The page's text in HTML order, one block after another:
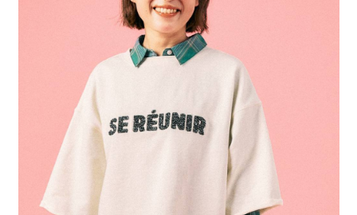
1.本服務係由「台灣大哥大股份有限公司」（以下簡稱本公司）所提供，讓
用戶於交易時，得透過本服務購買商品或服務，並由商店將買賣／分期付款
買賣價金債權讓與本公司後，依約使用本公司帳單繳交帳款。
2.基於同意付款使用「大哥付你分期」之契約關係目的，商店將以您的個人
資料（包含姓名、電話或地址）提供予台灣大哥大進項蒐集、處理及利用，
由本公司與您本人進行分期帳單所需資料之確認、核對及更正。
3.完整用戶服務條款，請詳閱以下連結：https://oppay.tw/userRule
３．收到繳費通知簡訊後14天內，點擊此簡訊中的連結，可透過四大超商／
ATM／網路銀行／等多元方式進行付款，方視為交易完成。
※ 請注意：結帳手續完成當下不需立刻繳費，但若您需要取消訂單，請聯絡
購買商品的店家。未經商家同意取消之訂單仍視為有效，需透過AFTEE先享
後付繳納相關費用。
※ 交易是否成功請以「AFTEE先享後付 」之結帳頁面顯示為準，若有關於
是否繳費成功／繳費後需取消欲退款等相關疑問，請聯繫「AFTEE先享後付
客戶支援中心」
https://netprotections.freshdesk.com/support/home
【注意事項】
１．透過由恩沛科技股份有限公司提供之「AFTEE先享後付」服務完成之交
易，需依本服務之必要範圍內提供個人資料，並將交易相關給付款項請求債
權轉讓予恩沛科技股份有限公司。
２．關於個人資料處理事宜，請瀏覽以下網址：
https://aftee.tw/terms/#terms3
３．未成年的使用者請事先徵得法定代理人或監護人之同意方可使用
每筆NT$80，滿NT$1,500(含以上)免運費
每筆NT$80，滿NT$1,500(含以上)免運費
每筆NT$80，滿NT$1,500(含以上)免運費